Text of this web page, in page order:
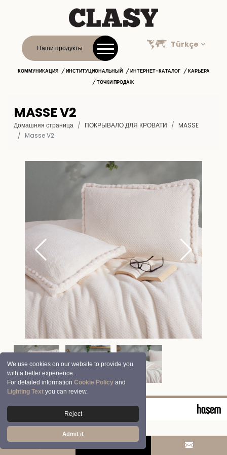
We use cookies on our website to provide you
with a better experience.
For detailed informationCookie Policy and
Lighting Text you can review.
Reject
Admit it
Наши продукты Türkçe
КОММУНИКАЦИЯ ИНСТИТУЦИОНАЛЬНЫЙ ИНТЕРНЕТ-КАТАЛОГ
КАРЬЕРА
ТОЧКИ ПРОДАЖ
MASSE V2
Домашняя страница ПОКРЫВАЛО ДЛЯ КРОВАТИ
MASSE
Masse V2
© 2026 Clasy | Aran Tekstil San. ve Tic. A.Ş.